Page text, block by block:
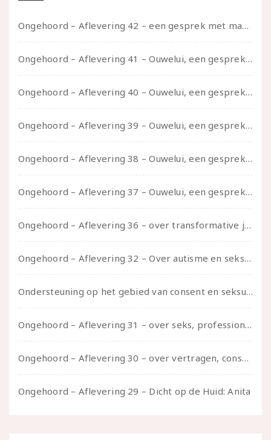
Ongehoord – Aflevering 42 – een gesprek met marijn over seksueel opbloeien, het ouderschap uitvinden en verschillende leeftijden in je mee dragen
Ongehoord – Aflevering 41 – Ouwelui, een gesprek met Marcelle over polyamorie op latere leeftijd, (mantel)zorg voor je partners en seksueel plezier.
Ongehoord – Aflevering 40 – Ouwelui, een gesprek met Sadie Lune over vormende relaties en de geschiedenis van de queer pornobeweging
Ongehoord – Aflevering 39 – Ouwelui, een gesprek met Pepijn en Ivo over hun regenbooggezin, eigenzinnig ouder worden en Cruise Control
Ongehoord – Aflevering 38 – Ouwelui, een gesprek met vreer over behoefte aan geborgenheid en het behouden van je idealen
Ongehoord – Aflevering 37 – Ouwelui, een gesprek met non over seksualiteit, transitie en ageism
Ongehoord – Aflevering 36 – over transformative justice – in gesprek met Ella en carson
Ongehoord – Aflevering 32 – Over autisme en seksualiteit – in gesprek met Roos Reijbroek
Ondersteuning op het gebied van consent en seksualiteit
Ongehoord – Aflevering 31 – over seks, professioneel en persoonlijk, een gesprek met Marije
Ongehoord – Aflevering 30 – over vertragen, consent en negatieve gevoelens met Meg-John Barker
Ongehoord – Aflevering 29 – Dicht op de Huid: Anita